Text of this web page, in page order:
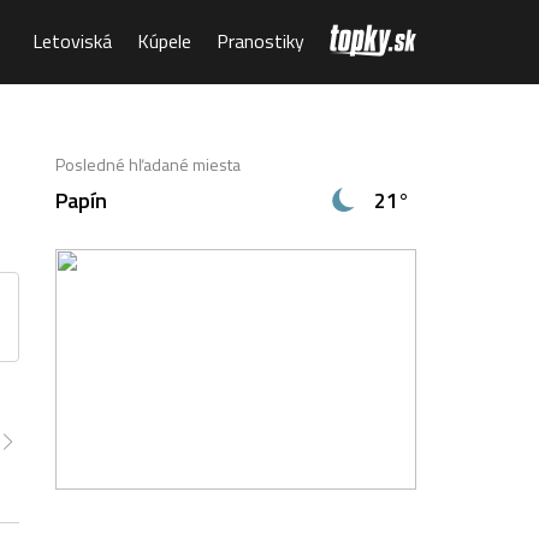
Letoviská Kúpele Pranostiky
19° 20° 20° 21° 23°
Posledné hľadané miesta
Papín 21°